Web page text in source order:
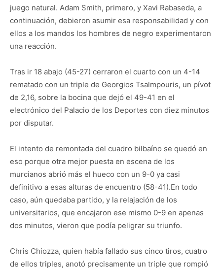
juego natural. Adam Smith, primero, y Xavi Rabaseda, a
continuación, debieron asumir esa responsabilidad y con
ellos a los mandos los hombres de negro experimentaron
una reacción.
Tras ir 18 abajo (45-27) cerraron el cuarto con un 4-14
rematado con un triple de Georgios Tsalmpouris, un pívot
de 2,16, sobre la bocina que dejó el 49-41 en el
electrónico del Palacio de los Deportes con diez minutos
por disputar.
El intento de remontada del cuadro bilbaíno se quedó en
eso porque otra mejor puesta en escena de los
murcianos abrió más el hueco con un 9-0 ya casi
definitivo a esas alturas de encuentro (58-41).En todo
caso, aún quedaba partido, y la relajación de los
universitarios, que encajaron ese mismo 0-9 en apenas
dos minutos, vieron que podía peligrar su triunfo.
Chris Chiozza, quien había fallado sus cinco tiros, cuatro
de ellos triples, anotó precisamente un triple que rompió